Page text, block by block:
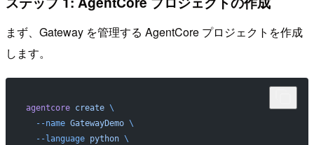
まず、Gateway を管理する AgentCore プロジェクトを作成
します。
agentcore create \
  --name
GatewayDemo \
  --language
python \